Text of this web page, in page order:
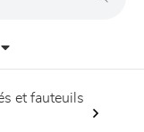
et fauteuils